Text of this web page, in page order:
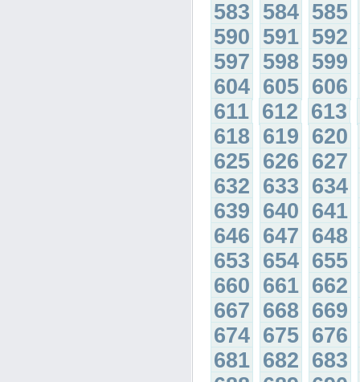
583 584 585
590 591 592
597 598 599
604 605 606
611 612 613
618 619 620
625 626 627
632 633 634
639 640 641
646 647 648
653 654 655
660 661 662
667 668 669
674 675 676
681 682 683